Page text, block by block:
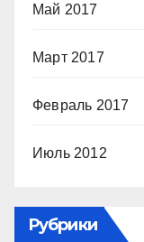
Май 2017
Март 2017
Февраль 2017
Июль 2012
Рубрики